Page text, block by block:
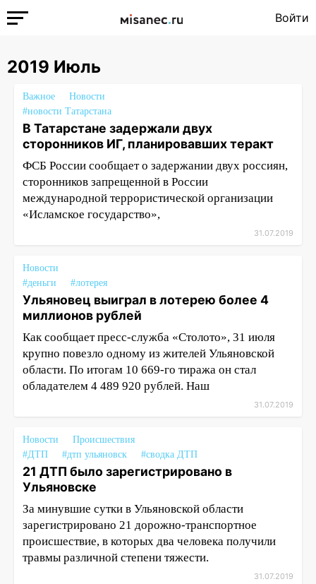
Войти
2019 Июль
Важное
Новости
#новости Татарстана
В Татарстане задержали двух
сторонников ИГ, планировавших теракт
ФСБ России сообщает о задержании двух россиян,
сторонников запрещенной в России
международной террористической организации
«Исламское государство»,
31.07.2019
Новости
#деньги
#лотерея
Ульяновец выиграл в лотерею более 4
миллионов рублей
Как сообщает пресс-служба «Столото», 31 июля
крупно повезло одному из жителей Ульяновской
области. По итогам 10 669-го тиража он стал
обладателем 4 489 920 рублей. Наш
31.07.2019
Новости
Происшествия
#ДТП
#дтп ульяновск #сводка ДТП
21 ДТП было зарегистрировано в
Ульяновске
За минувшие сутки в Ульяновской области
зарегистрировано 21 дорожно-транспортное
происшествие, в которых два человека получили
травмы различной степени тяжести.
31.07.2019